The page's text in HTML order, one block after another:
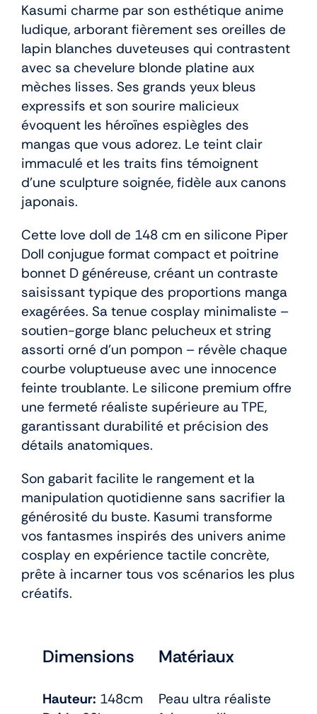
Kasumi charme par son esthétique anime
ludique, arborant fièrement ses oreilles de
lapin blanches duveteuses qui contrastent
avec sa chevelure blonde platine aux
mèches lisses. Ses grands yeux bleus
expressifs et son sourire malicieux
évoquent les héroïnes espiègles des
mangas que vous adorez. Le teint clair
immaculé et les traits fins témoignent
d’une sculpture soignée, fidèle aux canons
japonais.
Cette love doll de 148 cm en silicone Piper
Doll conjugue format compact et poitrine
bonnet D généreuse, créant un contraste
saisissant typique des proportions manga
exagérées. Sa tenue cosplay minimaliste –
soutien-gorge blanc pelucheux et string
assorti orné d’un pompon – révèle chaque
courbe voluptueuse avec une innocence
feinte troublante. Le silicone premium offre
une fermeté réaliste supérieure au TPE,
garantissant durabilité et précision des
détails anatomiques.
Son gabarit facilite le rangement et la
manipulation quotidienne sans sacrifier la
générosité du buste. Kasumi transforme
vos fantasmes inspirés des univers anime
cosplay en expérience tactile concrète,
prête à incarner tous vos scénarios les plus
créatifs.
Dimensions
Hauteur: 148cm
Matériaux
Peau ultra réaliste